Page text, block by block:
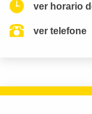
ver horario
ver telefone